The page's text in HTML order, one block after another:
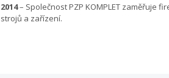
2014– Společnost PZP KOMPLET zaměřuje
strojů a zařízení.